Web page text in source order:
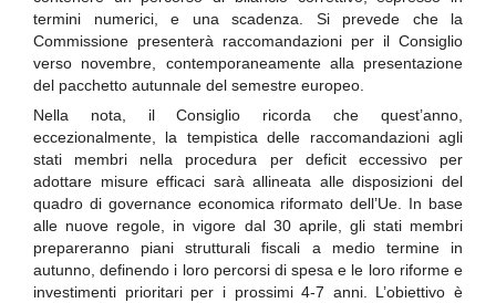
termini numerici, e una scadenza. Si prevede che la
Commissione presenterà raccomandazioni per il Consiglio
verso novembre, contemporaneamente alla presentazione
del pacchetto autunnale del semestre europeo.
Nella nota, il Consiglio ricorda che quest’anno,
eccezionalmente, la tempistica delle raccomandazioni agli
stati membri nella procedura per deficit eccessivo per
adottare misure efficaci sarà allineata alle disposizioni del
quadro di governance economica riformato dell’Ue. In base
alle nuove regole, in vigore dal 30 aprile, gli stati membri
prepareranno piani strutturali fiscali a medio termine in
autunno, definendo i loro percorsi di spesa e le loro riforme e
investimenti prioritari per i prossimi 4-7 anni. L’obiettivo è